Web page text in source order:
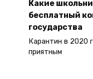
Какие
бесплатный
государства
Карантин в 2020
приятным